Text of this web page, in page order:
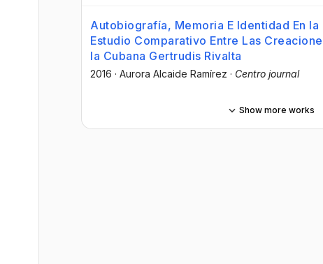
Autobiografía, Memoria E Identidad En
Estudio Comparativo Entre Las
la Cubana Gertrudis Rivalta
2016 · Aurora Alcaide Ramírez · Centro journal
Show more works